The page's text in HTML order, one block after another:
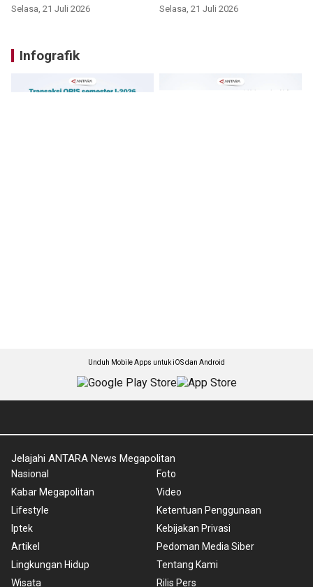
Selasa, 21 Juli 2026 Selasa, 21 Juli 2026
Infografik
Unduh Mobile Apps untuk iOS dan Android
Jelajahi ANTARA News Megapolitan
Nasional
Kabar Megapolitan
Lifestyle
Iptek
Artikel
Lingkungan Hidup
Wisata
Foto
Video
Ketentuan Penggunaan
Kebijakan Privasi
Pedoman Media Siber
Tentang Kami
Rilis Pers